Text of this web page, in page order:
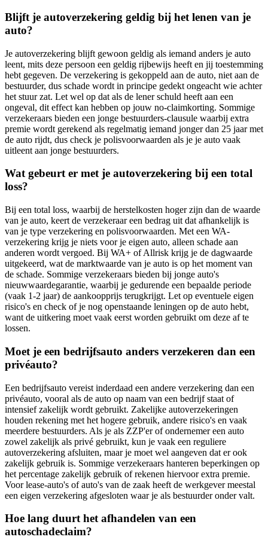
Blijft je autoverzekering geldig bij het lenen van je
auto?
Je autoverzekering blijft gewoon geldig als iemand anders je auto
leent, mits deze persoon een geldig rijbewijs heeft en jij toestemming
hebt gegeven. De verzekering is gekoppeld aan de auto, niet aan de
bestuurder, dus schade wordt in principe gedekt ongeacht wie achter
het stuur zat. Let wel op dat als de lener schuld heeft aan een
ongeval, dit effect kan hebben op jouw no-claimkorting. Sommige
verzekeraars bieden een jonge bestuurders-clausule waarbij extra
premie wordt gerekend als regelmatig iemand jonger dan 25 jaar met
de auto rijdt, dus check je polisvoorwaarden als je je auto vaak
uitleent aan jonge bestuurders.
Wat gebeurt er met je autoverzekering bij een total
loss?
Bij een total loss, waarbij de herstelkosten hoger zijn dan de waarde
van je auto, keert de verzekeraar een bedrag uit dat afhankelijk is
van je type verzekering en polisvoorwaarden. Met een WA-
verzekering krijg je niets voor je eigen auto, alleen schade aan
anderen wordt vergoed. Bij WA+ of Allrisk krijg je de dagwaarde
uitgekeerd, wat de marktwaarde van je auto is op het moment van
de schade. Sommige verzekeraars bieden bij jonge auto's
nieuwwaardegarantie, waarbij je gedurende een bepaalde periode
(vaak 1-2 jaar) de aankoopprijs terugkrijgt. Let op eventuele eigen
risico's en check of je nog openstaande leningen op de auto hebt,
want de uitkering moet vaak eerst worden gebruikt om deze af te
lossen.
Moet je een bedrijfsauto anders verzekeren dan een
privéauto?
Een bedrijfsauto vereist inderdaad een andere verzekering dan een
privéauto, vooral als de auto op naam van een bedrijf staat of
intensief zakelijk wordt gebruikt. Zakelijke autoverzekeringen
houden rekening met het hogere gebruik, andere risico's en vaak
meerdere bestuurders. Als je als ZZP'er of ondernemer een auto
zowel zakelijk als privé gebruikt, kun je vaak een reguliere
autoverzekering afsluiten, maar je moet wel aangeven dat er ook
zakelijk gebruik is. Sommige verzekeraars hanteren beperkingen op
het percentage zakelijk gebruik of rekenen hiervoor extra premie.
Voor lease-auto's of auto's van de zaak heeft de werkgever meestal
een eigen verzekering afgesloten waar je als bestuurder onder valt.
Hoe lang duurt het afhandelen van een
autoschadeclaim?